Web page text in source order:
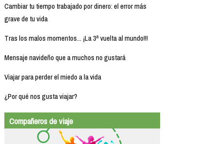
Cambiar tu tiempo trabajado por dinero: el error más
grave de tu vida
Tras los malos momentos... ¡La 3ª vuelta al mundo!!!
Mensaje navideño que a muchos no gustará
Viajar para perder el miedo a la vida
¿Por qué nos gusta viajar?
Compañeros de viaje